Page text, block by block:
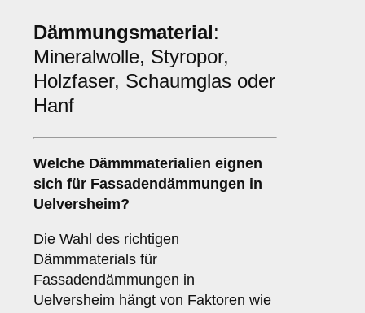
Dämmungsmaterial:
Mineralwolle, Styropor,
Holzfaser, Schaumglas oder
Hanf
Welche Dämmmaterialien eignen
sich für Fassadendämmungen in
Uelversheim?
Die Wahl des richtigen
Dämmmaterials für
Fassadendämmungen in
Uelversheim hängt von Faktoren wie